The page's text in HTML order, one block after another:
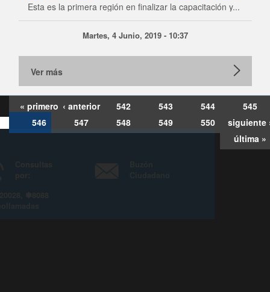
Esta es la primera región en finalizar la capacitación y...
Martes, 4 Junio, 2019 - 10:37
Ver más
« primero ‹ anterior 542 543 544
545
546
547 548 549 550
siguiente
última »